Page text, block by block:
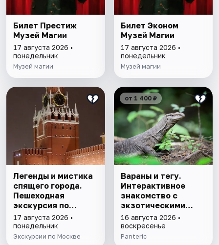
Билет Престиж
Музей Магии
17 августа 2026 •
понедельник
Музей магии
Билет Эконом
Музей Магии
17 августа 2026 •
понедельник
Музей магии
Легенды и мистика
спящего города.
Пешеходная
экскурсия по
Москве
17 августа 2026 •
понедельник
Экскурсии по Москве
от 1 400 ₽
Вараны и тегу.
Интерактивное
знакомство с
экзотическими
животными
16 августа 2026 •
воскресенье
Panteric